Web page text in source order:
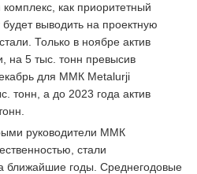
как приоритетный
выводить на проектную
Только в ноябре актив
на 5 тыс. тонн превысив
для ММК Metalurji
тонн, а до 2023 года актив
руководители ММК
стали
ближайшие годы. Среднегодовые